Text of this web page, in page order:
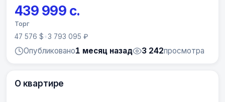
439 999 с.
Торг
47 576 $•3 793 095 ₽
Опубликовано1 месяц назад 3 242просмотра
О квартире